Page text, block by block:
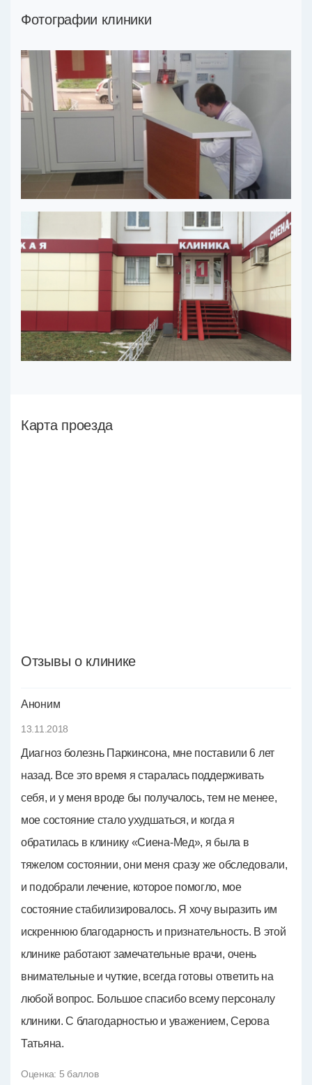
Фотографии клиники
Карта проезда
Отзывы о клинике
Аноним
13.11.2018
Диагноз болезнь Паркинсона, мне поставили 6 лет
назад. Все это время я старалась поддерживать
себя, и у меня вроде бы получалось, тем не менее,
мое состояние стало ухудшаться, и когда я
обратилась в клинику «Сиена-Мед», я была в
тяжелом состоянии, они меня сразу же обследовали,
и подобрали лечение, которое помогло, мое
состояние стабилизировалось. Я хочу выразить им
искреннюю благодарность и признательность. В этой
клинике работают замечательные врачи, очень
внимательные и чуткие, всегда готовы ответить на
любой вопрос. Большое спасибо всему персоналу
клиники. С благодарностью и уважением, Серова
Татьяна.
Оценка: 5 баллов